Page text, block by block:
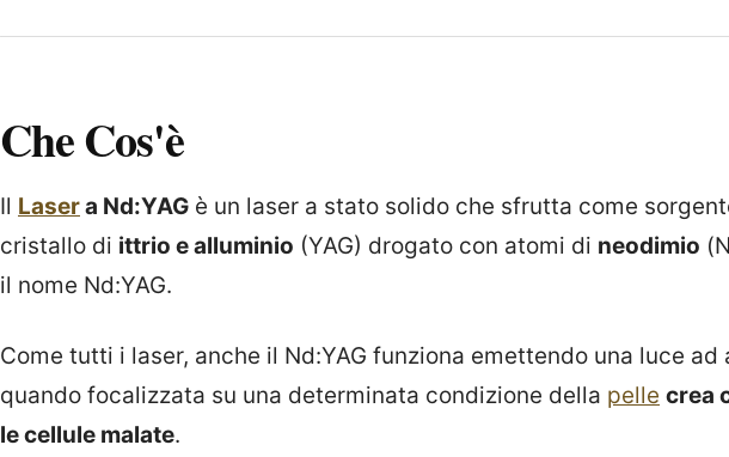
Che Cos'è
Il Lasera Nd:YAG è un laser a stato solido che sfrutta come
cristallo di ittrio e alluminio (YAG) drogato con atomi di neodimio
il nome Nd:YAG.
Come tutti i laser, anche il Nd:YAG funziona emettendo una luce ad
quando focalizzata su una determinata condizione della pelle crea
le cellule malate.